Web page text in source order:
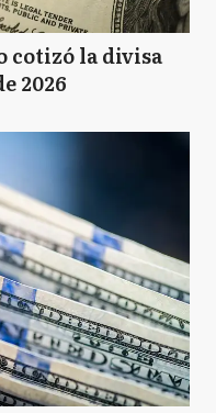
cotizó la divisa
2026